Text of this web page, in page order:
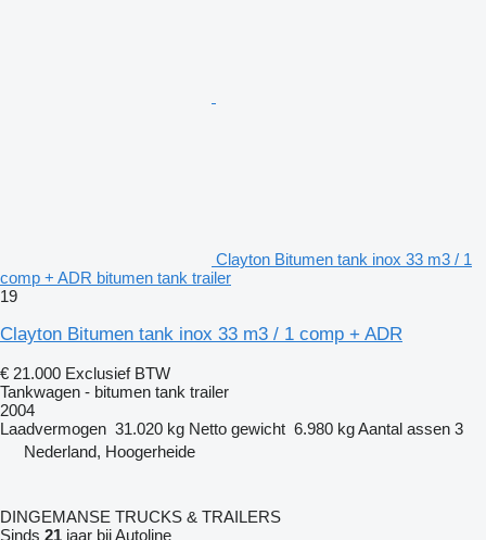
Clayton Bitumen tank inox 33 m3 / 1
comp + ADR bitumen tank trailer
19
Clayton Bitumen tank inox 33 m3 / 1 comp + ADR
€ 21.000 Exclusief BTW
Tankwagen - bitumen tank trailer
2004
Laadvermogen 31.020 kg Netto gewicht 6.980 kgAantal assen 3
Nederland, Hoogerheide
DINGEMANSE TRUCKS & TRAILERS
Sinds 21 jaar bij Autoline